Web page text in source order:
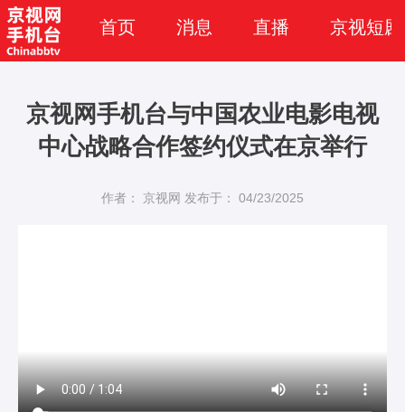
首页 消息 直播 京视短剧
京视网手机台与中国农业电影电视
中心战略合作签约仪式在京举行
作者： 京视网 发布于： 04/23/2025